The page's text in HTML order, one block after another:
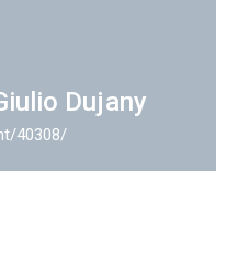
Dujany
40308/